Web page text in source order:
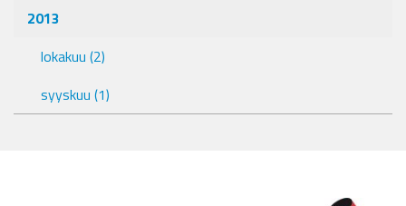
2013
lokakuu (2)
syyskuu (1)